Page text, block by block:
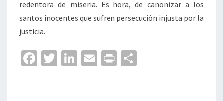
redentora de miseria. Es hora, de canonizar a los
santos inocentes que sufren persecución injusta por la
justicia.
Fa T
Li
E
Pr